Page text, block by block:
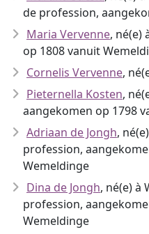
de profession,
Maria Vervenne, né(e)
op 1808 vanuit
Cornelis Vervenne,
Pieternella Kosten,
aangekomen op 1798
Adriaan de Jongh,
profession,
Wemeldinge
Dina de Jongh, né(e) à
profession,
Wemeldinge